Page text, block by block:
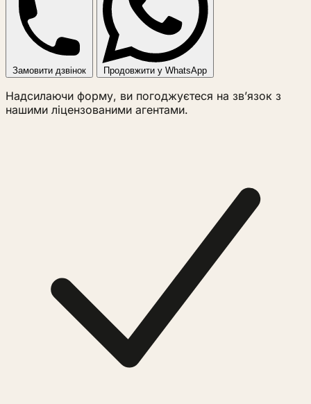
Замовити дзвінок Продовжити у WhatsApp
Надсилаючи форму, ви погоджуєтеся на звʼязок з
нашими ліцензованими агентами.